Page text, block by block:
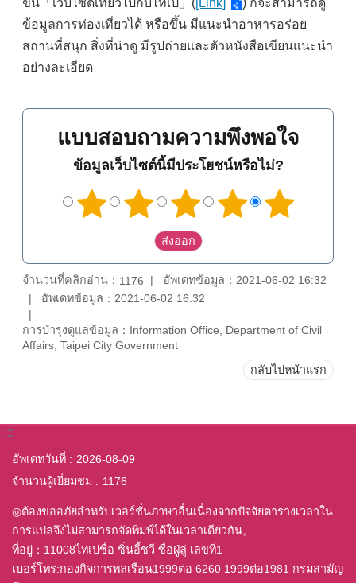
ขึ้น「เว็บไซด์เที่ยวไปกับไทเป」([Link]
) ก็จะสามารถดู
ข้อมูลการท่องเที่ยวได้ หรือขึ้น มีแนะนำอาหารอร่อย
สถานที่สนุก สิ่งที่น่าดู มีรูปถ่ายและตัวหนังสือเขียนแนะนำ
อย่างละเอียด
แบบสอบถามความพึงพอใจ
ข้อมูลเว็บไซต์นี้มีประโยชน์หรือไม่?
จำนวนที่คลิกอ่าน： 1176
อัพเดทข้อมูล：2021-06-02 16:32
อัพเดทข้อมูล：2021-06-02 16:32
การบำรุงดูแลข้อมูล：Information Office, Department of Civil
Affairs, Taipei City Government
กลับไปหน้าแรก
:::
อัพเดทวันที่
2026-08-09
จำนวนผู้เยี่ยมชม
1176
◎ต้องขออภัยสำหรับเวอร์ชั่นภาษาอื่นเนื่องจากปัจจัยตารางเวลาใน
การแปลจึงไม่สามารถจัดพิมพ์ได้ในเวลาเดียวกัน。
ที่อยู่：11008ไทเปซื่อ ซิ่นอี้ชวี ซื่อฝู่ลู่ เลขที่1
เบอร์โทร:กองกิจการพลเรือน1999ต่อ 6260 1999ต่อ1981 กรมสามัญ